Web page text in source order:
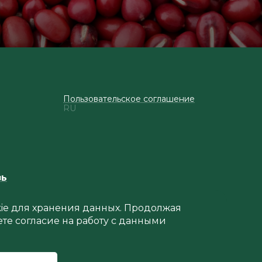
Пользовательское соглашение
RU
для хранения данных. Продолжая
согласие на работу с данными